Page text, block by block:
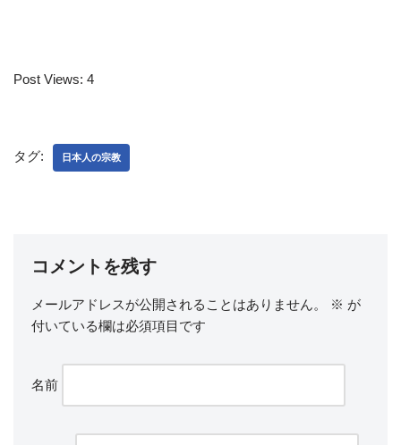
Post Views: 4
タグ: 日本人の宗教
コメントを残す
メールアドレスが公開されることはありません。 ※ が
付いている欄は必須項目です
名前